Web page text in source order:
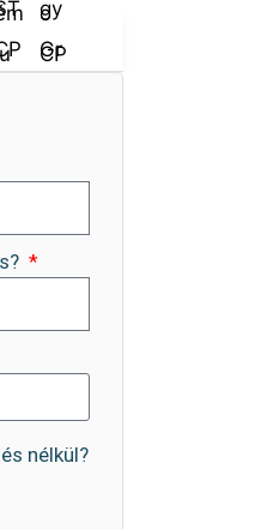
nélkül?